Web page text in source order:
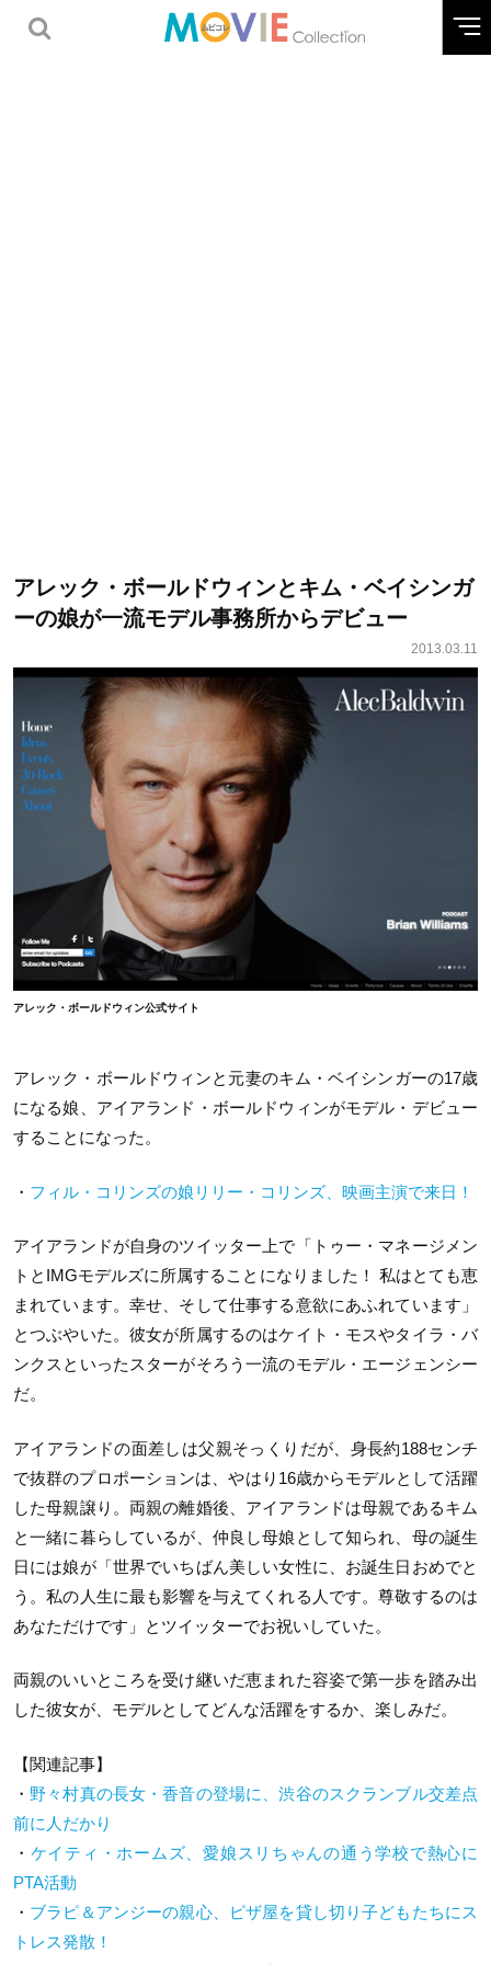
アレック・ボールドウィンとキム・ベイシンガ
ーの娘が一流モデル事務所からデビュー
2013.03.11
アレック・ボールドウィン公式サイト
アレック・ボールドウィンと元妻のキム・ベイシンガーの17歳
になる娘、アイアランド・ボールドウィンがモデル・デビュー
することになった。
・ フィル・コリンズの娘リリー・コリンズ、映画主演で来日！
アイアランドが自身のツイッター上で「トゥー・マネージメン
トとIMGモデルズに所属することになりました！ 私はとても恵
まれています。幸せ、そして仕事する意欲にあふれています」
とつぶやいた。彼女が所属するのはケイト・モスやタイラ・バ
ンクスといったスターがそろう一流のモデル・エージェンシー
だ。
アイアランドの面差しは父親そっくりだが、身長約188センチ
で抜群のプロポーションは、やはり16歳からモデルとして活躍
した母親譲り。両親の離婚後、アイアランドは母親であるキム
と一緒に暮らしているが、仲良し母娘として知られ、母の誕生
日には娘が「世界でいちばん美しい女性に、お誕生日おめでと
う。私の人生に最も影響を与えてくれる人です。尊敬するのは
あなただけです」とツイッターでお祝いしていた。
両親のいいところを受け継いだ恵まれた容姿で第一歩を踏み出
した彼女が、モデルとしてどんな活躍をするか、楽しみだ。
【関連記事】
・ 野々村真の長女・香音の登場に、渋谷のスクランブル交差点
前に人だかり
・ ケイティ・ホームズ、愛娘スリちゃんの通う学校で熱心に
PTA活動
・ ブラピ＆アンジーの親心、ピザ屋を貸し切り子どもたちにス
トレス発散！